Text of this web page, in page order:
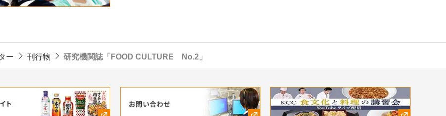
ー 刊行物 研究機関誌「FOOD CULTURE No.2」